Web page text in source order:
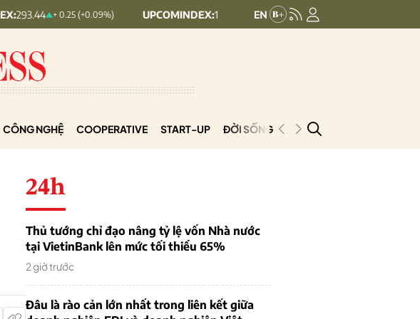
+ 0.25 (+0.09%) UPCOMINDEX:126.99 + 0.29 (+0.23%) VN30:
CÔNG NGHỆ COOPERATIVE START-UP ĐỜI SỐNG PODCAST
24h
Thủ tướng chỉ đạo nâng tỷ lệ vốn Nhà nước
tại VietinBank lên mức tối thiểu 65%
2 giờ trước
Đâu là rào cản lớn nhất trong liên kết giữa